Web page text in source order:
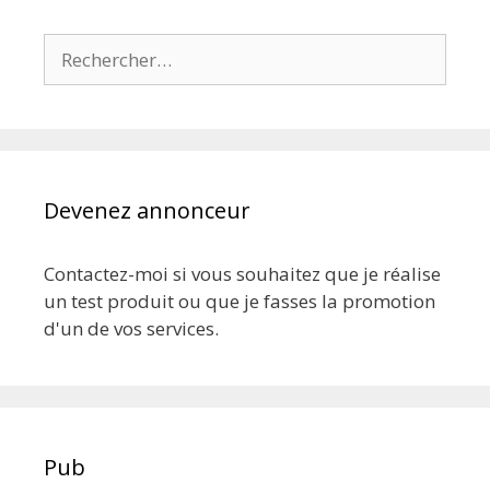
Devenez annonceur
Contactez-moi si vous souhaitez que je réalise
un test produit ou que je fasses la promotion
d'un de vos services.
Pub